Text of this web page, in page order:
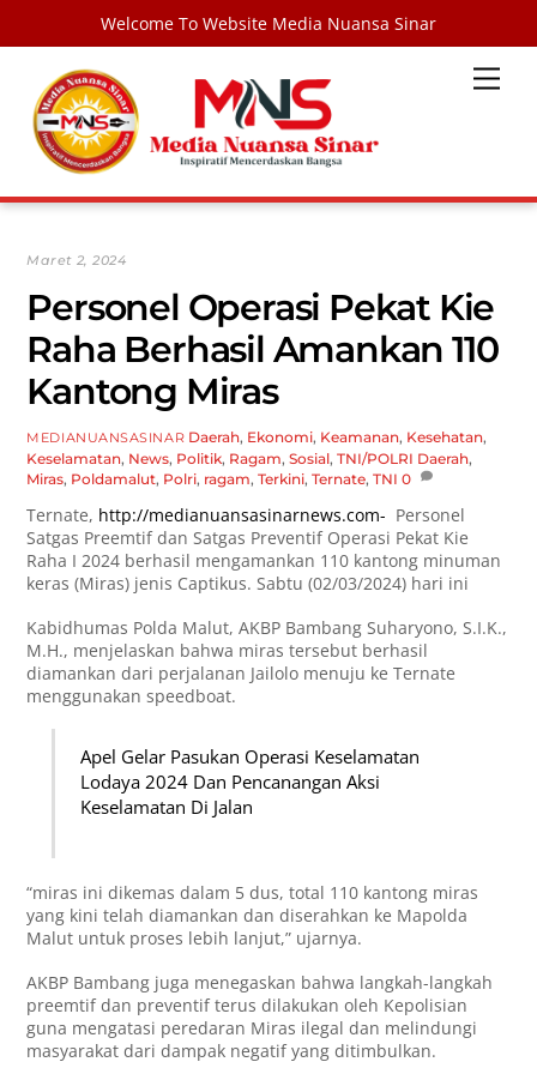
Welcome To Website Media Nuansa Sinar
content
Maret 2, 2024
Personel Operasi Pekat Kie
Raha Berhasil Amankan 110
Kantong Miras
MEDIANUANSASINAR Daerah, Ekonomi, Keamanan, Kesehatan,
Keselamatan, News, Politik, Ragam,Sosial,TNI/POLRI Daerah,
Miras, Poldamalut, Polri, ragam,Terkini,Ternate,TNI 0
Ternate, http://medianuansasinarnews.com- Personel
Satgas Preemtif dan Satgas Preventif Operasi Pekat Kie
Raha I 2024 berhasil mengamankan 110 kantong minuman
keras (Miras) jenis Captikus. Sabtu (02/03/2024) hari ini
Kabidhumas Polda Malut, AKBP Bambang Suharyono, S.I.K.,
M.H., menjelaskan bahwa miras tersebut berhasil
diamankan dari perjalanan Jailolo menuju ke Ternate
menggunakan speedboat.
Apel Gelar Pasukan Operasi Keselamatan
Lodaya 2024 Dan Pencanangan Aksi
Keselamatan Di Jalan
“miras ini dikemas dalam 5 dus, total 110 kantong miras
yang kini telah diamankan dan diserahkan ke Mapolda
Malut untuk proses lebih lanjut,” ujarnya.
AKBP Bambang juga menegaskan bahwa langkah-langkah
preemtif dan preventif terus dilakukan oleh Kepolisian
guna mengatasi peredaran Miras ilegal dan melindungi
masyarakat dari dampak negatif yang ditimbulkan.